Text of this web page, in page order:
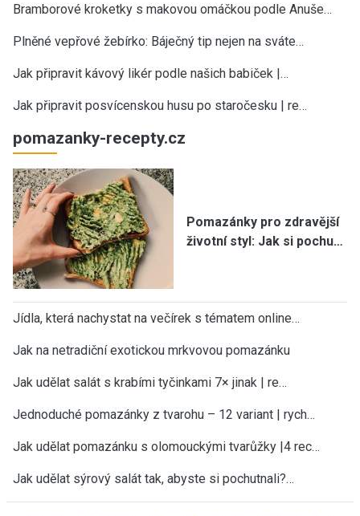
Bramborové kroketky s makovou omáčkou podle Anuše…
Plněné vepřové žebírko: Báječný tip nejen na sváte…
Jak připravit kávový likér podle našich babiček |…
Jak připravit posvícenskou husu po staročesku | re…
pomazanky-recepty.cz
Pomazánky pro zdravější
životní styl: Jak si pochu…
Jídla, která nachystat na večírek s tématem online…
Jak na netradiční exotickou mrkvovou pomazánku
Jak udělat salát s krabími tyčinkami 7× jinak | re…
Jednoduché pomazánky z tvarohu – 12 variant | rych…
Jak udělat pomazánku s olomouckými tvarůžky |4 rec…
Jak udělat sýrový salát tak, abyste si pochutnali?…